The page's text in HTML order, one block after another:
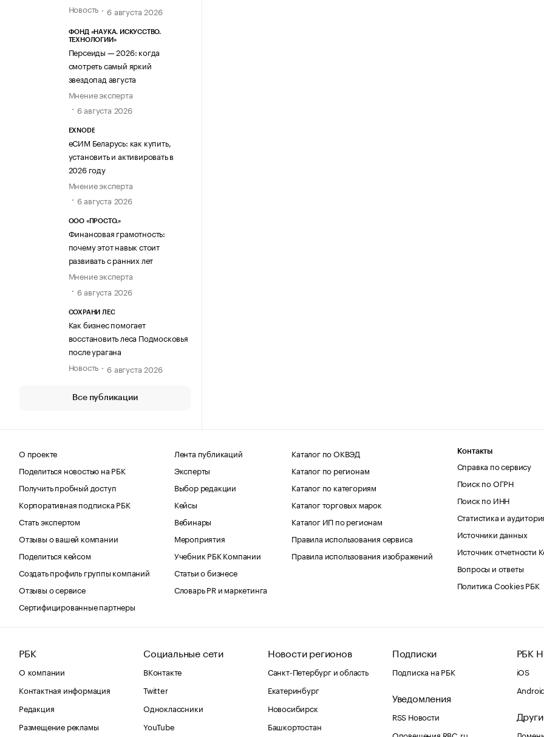
Новость
6 августа 2026
ФОНД «НАУКА. ИСКУССТВО.
ТЕХНОЛОГИИ»
Персеиды — 2026: когда
смотреть самый яркий
звездопад августа
Мнение эксперта
6 августа 2026
EXNODE
еСИМ Беларусь: как купить,
установить и активировать в
2026 году
Мнение эксперта
6 августа 2026
ООО «ПРОСТО.»
Финансовая грамотность:
почему этот навык стоит
развивать с ранних лет
Мнение эксперта
6 августа 2026
СОХРАНИ ЛЕС
Как бизнес помогает
восстановить леса Подмосковья
после урагана
Новость
6 августа 2026
Все публикации
О проекте
Поделиться новостью на РБК
Получить пробный доступ
Корпоративная подписка РБК
Стать экспертом
Отзывы о вашей компании
Поделиться кейсом
Создать профиль группы компаний
Отзывы о сервисе
Сертифицированные партнеры
Лента публикаций
Эксперты
Выбор редакции
Кейсы
Вебинары
Мероприятия
Учебник РБК Компании
Статьи о бизнесе
Словарь PR и маркетинга
Каталог по ОКВЭД
Каталог по регионам
Каталог по категориям
Каталог торговых марок
Каталог ИП по регионам
Правила использования сервиса
Правила использования изображений
Контакты
Справка по сервису
Поиск по ОГРН
Поиск по ИНН
Статистика и
Источники данных
Источник отчетности
Вопросы и ответы
Политика Cookies РБК
РБК
О компании
Контактная информация
Редакция
Размещение рекламы
Социальные сети
ВКонтакте
Twitter
Одноклассники
YouTube
Новости регионов
Санкт-Петербург и область
Екатеринбург
Новосибирск
Башкортостан
Подписки
Подписка на РБК
Уведомления
RSS Новости
Оповещения RBC.ru
РБК
iOS